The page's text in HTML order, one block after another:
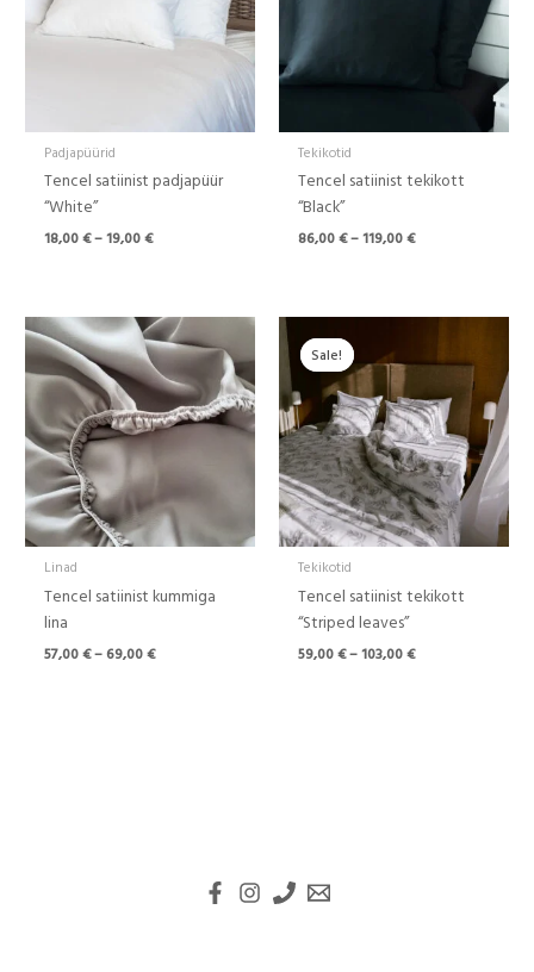
Padjapüürid
Tencel satiinist padjapüür
“White”
18,00€–19,00€
Tekikotid
Tencel satiinist tekikott
“Black”
86,00€–119,00€
Linad
Tencel satiinist kummiga
lina
57,00€–69,00€
Hinnavahemik:
57,00 €
kuni
69,00 €
Sale!
Sale!
Tekikotid
Tencel satiinist tekikott
“Striped leaves”
59,00€–103,00€
kuni